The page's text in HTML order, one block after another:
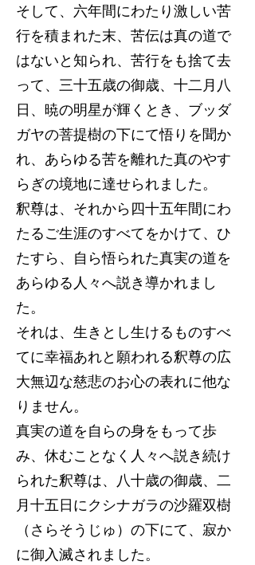
そして、六年間にわたり激しい苦
行を積まれた末、苦伝は真の道で
はないと知られ、苦行をも捨て去
って、三十五歳の御歳、十二月八
日、暁の明星が輝くとき、ブッダ
ガヤの菩提樹の下にて悟りを聞か
れ、あらゆる苦を離れた真のやす
らぎの境地に達せられました。
釈尊は、それから四十五年間にわ
たるご生涯のすべてをかけて、ひ
たすら、自ら悟られた真実の道を
あらゆる人々へ説き導かれまし
た。
それは、生きとし生けるものすべ
てに幸福あれと願われる釈尊の広
大無辺な慈悲のお心の表れに他な
りません。
真実の道を自らの身をもって歩
み、休むことなく人々へ説き続け
られた釈尊は、八十歳の御歳、二
月十五日にクシナガラの沙羅双樹
（さらそうじゅ）の下にて、寂か
に御入滅されました。